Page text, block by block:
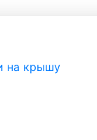
на крышу